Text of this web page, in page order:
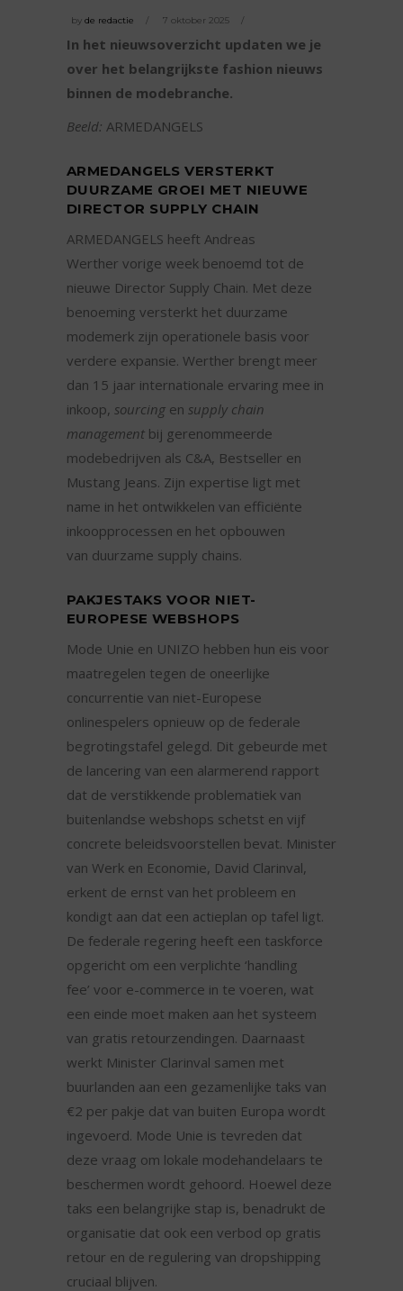
by de redactie 7 oktober 2025
In het nieuwsoverzicht updaten we je
over het belangrijkste fashion nieuws
binnen de modebranche.
Beeld: ARMEDANGELS
ARMEDANGELS VERSTERKT
DUURZAME GROEI MET NIEUWE
DIRECTOR SUPPLY CHAIN
ARMEDANGELS heeft Andreas
Werther vorige week benoemd tot de
nieuwe Director Supply Chain. Met deze
benoeming versterkt het duurzame
modemerk zijn operationele basis voor
verdere expansie. Werther brengt meer
dan 15 jaar internationale ervaring mee in
inkoop, sourcing en supply chain
management bij gerenommeerde
modebedrijven als C&A, Bestseller en
Mustang Jeans. Zijn expertise ligt met
name in het ontwikkelen van efficiënte
inkoopprocessen en het opbouwen
van duurzame supply chains.
PAKJESTAKS VOOR NIET-
EUROPESE WEBSHOPS
Mode Unie en UNIZO hebben hun eis voor
maatregelen tegen de oneerlijke
concurrentie van niet-Europese
onlinespelers opnieuw op de federale
begrotingstafel gelegd. Dit gebeurde met
de lancering van een alarmerend rapport
dat de verstikkende problematiek van
buitenlandse webshops schetst en vijf
concrete beleidsvoorstellen bevat. Minister
van Werk en Economie, David Clarinval,
erkent de ernst van het probleem en
kondigt aan dat een actieplan op tafel ligt.
De federale regering heeft een taskforce
opgericht om een verplichte ‘handling
fee’ voor e-commerce in te voeren, wat
een einde moet maken aan het systeem
van gratis retourzendingen. Daarnaast
werkt Minister Clarinval samen met
buurlanden aan een gezamenlijke taks van
€2 per pakje dat van buiten Europa wordt
ingevoerd. Mode Unie is tevreden dat
deze vraag om lokale modehandelaars te
beschermen wordt gehoord. Hoewel deze
taks een belangrijke stap is, benadrukt de
organisatie dat ook een verbod op gratis
retour en de regulering van dropshipping
cruciaal blijven.